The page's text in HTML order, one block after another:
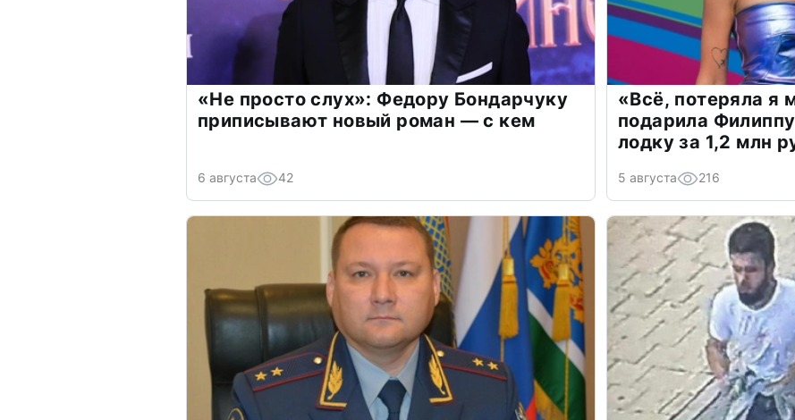
«Не просто слух»: Федору Бондарчуку
приписывают новый роман — с кем
6 августа 42
«Всё, потеряла я
подарила
лодку за 1,2 млн
5 августа 216